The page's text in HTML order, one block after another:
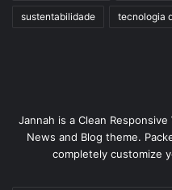
sustentabilidade tecnologia
Jannah is a Clean
News and Blog theme.
completely customize